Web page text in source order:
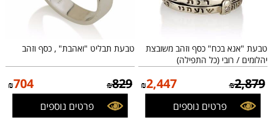
טבעת "אנא בכח" כסף וזהב משובצת
יהלומים / רובי (כל התפילה)
₪2,879
₪2,447
פרטים נוספים
טבעת תבליט "ואהבת" , כסף וזהב
₪829
₪704
פרטים נוספים